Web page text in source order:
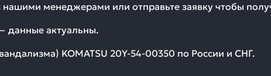
нашими менеджерами или отправьте заявку чтобы
данные актуальны.
KOMATSU 20Y-54-00350 по России и СНГ.